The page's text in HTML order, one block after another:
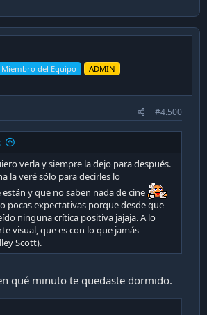
Miembro del Equipo ADMIN
#4.500
verla y siempre la dejo para después.
la veré sólo para decirles lo
y que no saben nada de cine
pocas expectativas porque desde que
ninguna crítica positiva jajaja. A lo
visual, que es con lo que jamás
Scott).
qué minuto te quedaste dormido.